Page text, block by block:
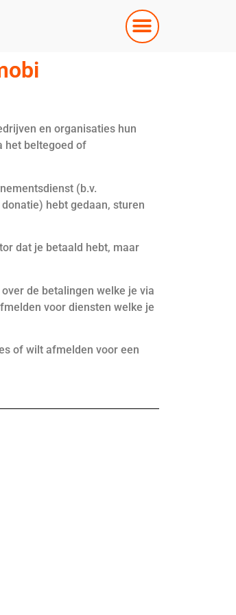
en organisaties hun
het beltegoed of
(b.v.
hebt gedaan, sturen
dat je betaald hebt, maar
de betalingen welke je via
voor diensten welke je
of wilt afmelden voor een